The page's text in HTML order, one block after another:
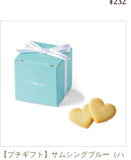
【プチギフト】サムシングブルー（ハ